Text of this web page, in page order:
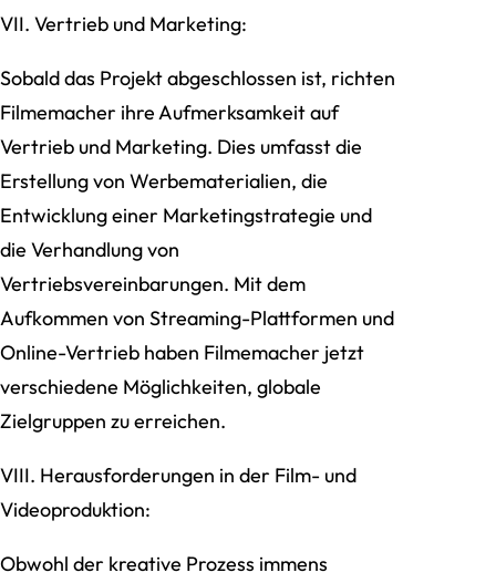
VII. Vertrieb und Marketing:
Sobald das Projekt abgeschlossen ist, richten
Filmemacher ihre Aufmerksamkeit auf
Vertrieb und Marketing. Dies umfasst die
Erstellung von Werbematerialien, die
Entwicklung einer Marketingstrategie und
die Verhandlung von
Vertriebsvereinbarungen. Mit dem
Aufkommen von Streaming-Plattformen und
Online-Vertrieb haben Filmemacher jetzt
verschiedene Möglichkeiten, globale
Zielgruppen zu erreichen.
VIII. Herausforderungen in der Film- und
Videoproduktion:
Obwohl der kreative Prozess immens